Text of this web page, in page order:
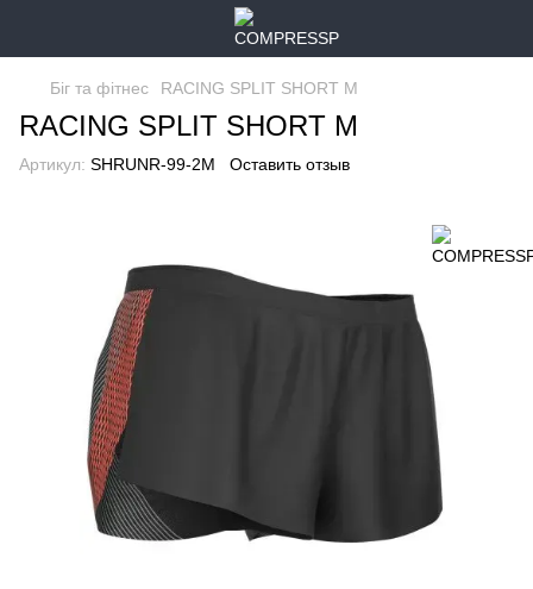
Біг та фітнес RACING SPLIT SHORT M
RACING SPLIT SHORT M
Артикул: SHRUNR-99-2M Оставить отзыв